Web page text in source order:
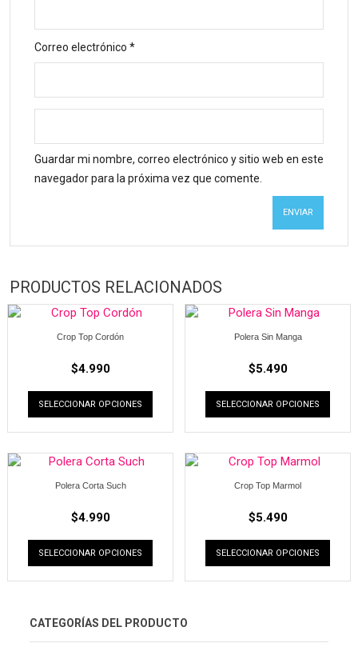
Correo electrónico *
Guardar mi nombre, correo electrónico y sitio web en este
navegador para la próxima vez que comente.
PRODUCTOS RELACIONADOS
Crop Top Cordón
$4.990
SELECCIONAR OPCIONES
Polera Sin Manga
$5.490
SELECCIONAR OPCIONES
Polera Corta Such
$4.990
SELECCIONAR OPCIONES
Crop Top Marmol
$5.490
SELECCIONAR OPCIONES
CATEGORÍAS DEL PRODUCTO